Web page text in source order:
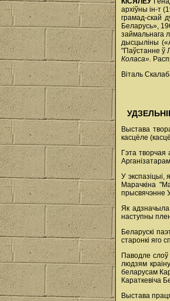
архіўны ін-т
грамад-скай
Беларусь»,
займальнага
дысцыліны
"Паўстанне ў
Коласа».
Віталь
Выстава
касцёле
Гэта творчая
У
Марачкіна
прысвячэнне
Як адзначыла
наступны
Беларускі
старонкі яго
Паводле слоў
людзям
беларусам
Караткевіча
Выстава